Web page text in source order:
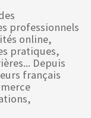
professionnels
online,
pratiques,
Depuis
français